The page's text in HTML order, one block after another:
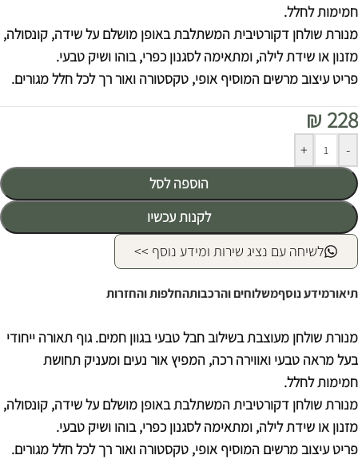
חמימות לחלל.
מנורת שולחן דקורטיבית המשתלבת באופן מושלם על שידה, קונסולה,
מזנון או שידת לילה, ומתאימה לסגנון כפרי, בוהו ושיק טבעי.
פריט עיצוב מרשים המוסיף אופי, טקסטורה ואור רך לכל חלל מגורים.
₪ 228
-
+
הוספה לסל
לקנות עכשיו
Alternative:
לשיחה עם נציג שירות ומידע נוסף >>
תיאורמידע נוסףמשלוחים והרכבותהחלפות והחזרות
מנורת שולחן מעוצבת בשילוב חבל טבעי בגוון חמים. גוף תאורה ייחודי
בעל מראה טבעי ואווירה רכה, המפיץ אור נעים ומעניק תחושת
חמימות לחלל.
מנורת שולחן דקורטיבית המשתלבת באופן מושלם על שידה, קונסולה,
מזנון או שידת לילה, ומתאימה לסגנון כפרי, בוהו ושיק טבעי.
פריט עיצוב מרשים המוסיף אופי, טקסטורה ואור רך לכל חלל מגורים.